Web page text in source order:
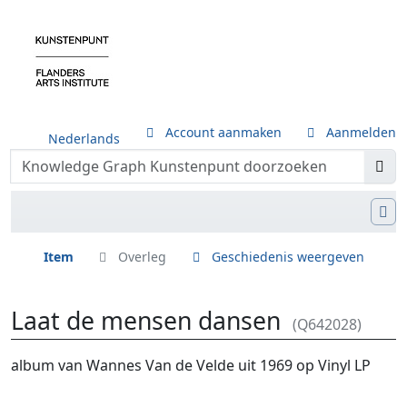
Nederlands Account aanmaken Aanmelden
Item Overleg Geschiedenis weergeven
Laat de mensen dansen (Q642028)
Ga naar:navigatie,zoeken
album van Wannes Van de Velde uit 1969 op Vinyl LP